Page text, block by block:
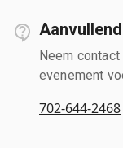
Neem
evenement
702-644-2468